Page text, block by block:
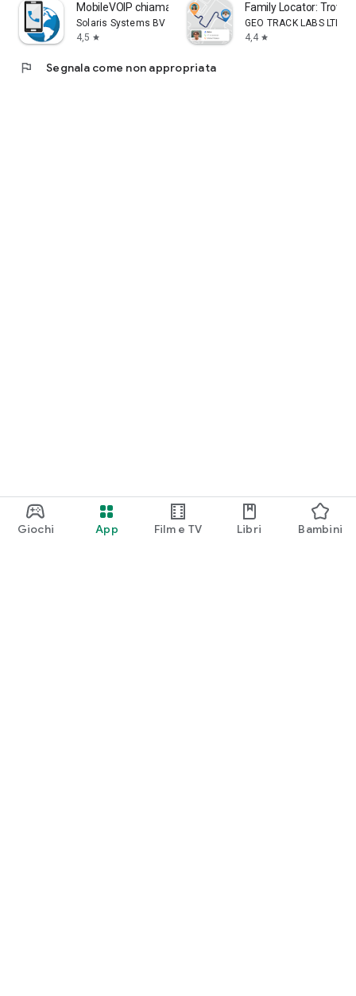
Giochi App Film e TV Libri Bambini
MobileVOIP chiamate estere
Solaris Systems BV
4,5 star
Family Locator: Trova
GEO TRACK LABS LTD
4,4 star
flag Segnala come non appropriata